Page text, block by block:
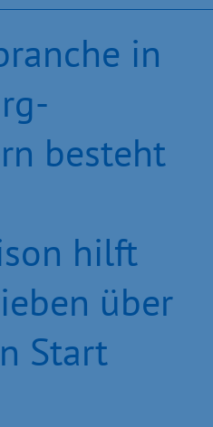
in
besteht
hilft
über
Start